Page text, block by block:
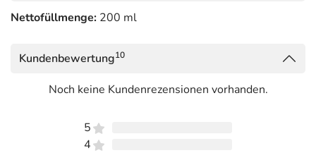
Nettofüllmenge: 200 ml
Kundenbewertung10
Noch keine Kundenrezensionen vorhanden.
5
4